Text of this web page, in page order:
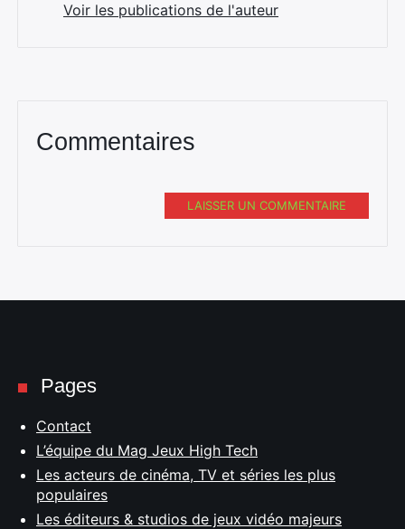
Voir les publications de l'auteur
Commentaires
LAISSER UN COMMENTAIRE
Pages
Contact
L’équipe du Mag Jeux High Tech
Les acteurs de cinéma, TV et séries les plus
populaires
Les éditeurs & studios de jeux vidéo majeurs